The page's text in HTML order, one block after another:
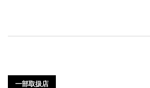
一部取扱店